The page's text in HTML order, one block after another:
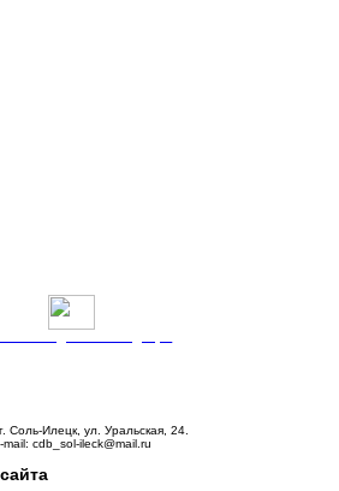
Соль-Илецк, ул. Уральская, 24.
mail: cdb_sol-ileck@mail.ru